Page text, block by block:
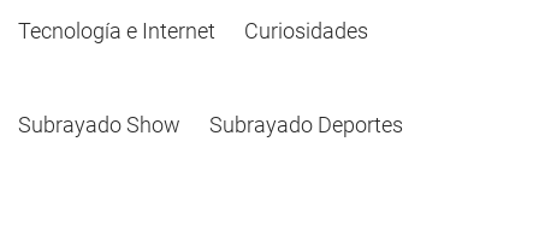
Tecnología e Internet
Curiosidades
Subrayado Show Subrayado Deportes